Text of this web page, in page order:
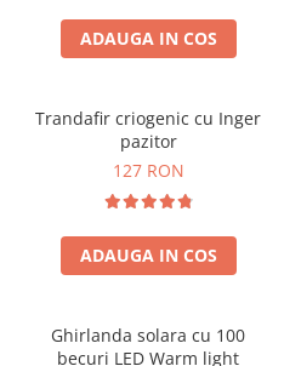
ADAUGA IN COS
Trandafir criogenic cu Inger
pazitor
127 RON
ADAUGA IN COS
Ghirlanda solara cu 100
becuri LED Warm light